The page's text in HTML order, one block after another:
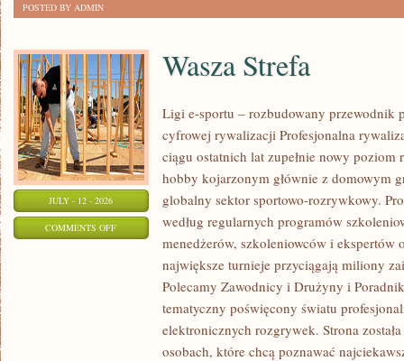
POSTED BY ADMIN
JULY - 12 - 2026
COMMENTS OFFON
Wasza Strefa
Ligi e-sportu – rozbudowany przewodnik
cyfrowej rywalizacji Profesjonalna
ciągu ostatnich lat zupełnie nowy poziom
hobby kojarzonym głównie z domowym
globalny sektor sportowo-rozrywkowy.
według regularnych programów
menedżerów, szkoleniowców i ekspertów
największe turnieje przyciągają miliony
Polecamy Zawodnicy i Drużyny i
tematyczny poświęcony światu
elektronicznych rozgrywek. Strona
osobach, które chcą poznawać